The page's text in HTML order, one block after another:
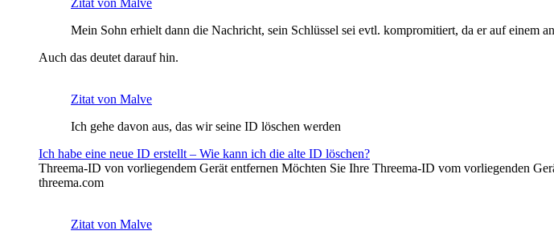
Mein Sohn erhielt dann die Nachricht, sein Schlüssel sei evtl. kompromitiert, da er auf einem
Auch das deutet darauf hin.
Zitat von Malve
Ich gehe davon aus, das wir seine ID löschen werden
Ich habe eine neue ID erstellt – Wie kann ich die alte ID löschen?
Threema-ID von vorliegendem Gerät entfernen Möchten Sie Ihre Threema-ID vom vorliegenden
threema.com
Zitat von Malve